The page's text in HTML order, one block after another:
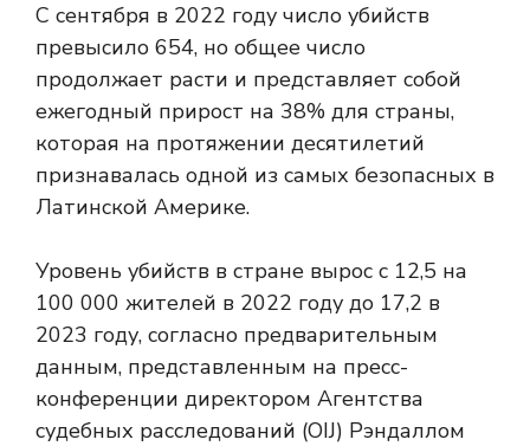
С сентября в 2022 году число убийств
превысило 654, но общее число
продолжает расти и представляет собой
ежегодный прирост на 38% для страны,
которая на протяжении десятилетий
признавалась одной из самых безопасных в
Латинской Америке.
Уровень убийств в стране вырос с 12,5 на
100 000 жителей в 2022 году до 17,2 в
2023 году, согласно предварительным
данным, представленным на пресс-
конференции директором Агентства
судебных расследований (OIJ) Рэндаллом